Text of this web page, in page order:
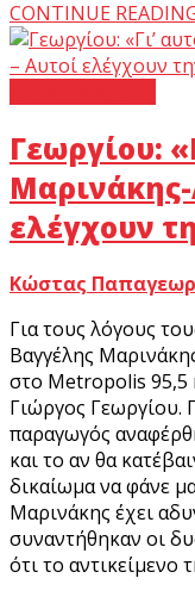
CONTINUE
Γεωργίου:
ελέγχουν
Κώστας
Για τους λόγους
Βαγγέλης
στο Metropolis 95,5
Γιώργος Γεωργίου.
παραγωγός
και το αν θα
δικαίωμα να φάνε
Μαρινάκης έχει
συναντήθηκαν οι
ότι το αντικείμενο